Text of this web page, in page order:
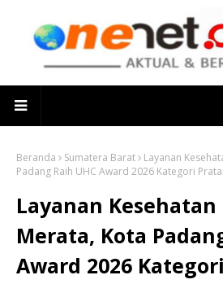
Beranda Sumatera Barat
Layanan
Padang Raih UHC Award 2026 Kategori
Layanan
Merata, Kota
Award 2026